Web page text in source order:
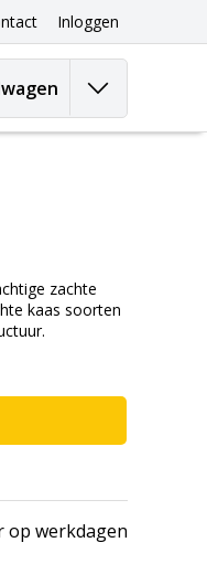
Inloggen
zachte
kaas soorten
op werkdagen